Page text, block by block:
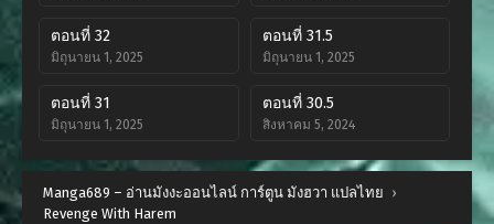
ตอนที่ 32
มิถุนายน 1, 2025
ตอนที่ 31.5
มิถุนายน 1, 2025
ตอนที่ 31
มิถุนายน 1, 2025
ตอนที่ 30.5
สิงหาคม 5, 2024
ตอนที่ 30
กรกฎาคม 24, 2024
ตอนที่ 29
กรกฎาคม 18, 2024
Manga689 – อ่านมังงะออนไลน์ การ์ตูน มังฮวา แปลไทย ›
Revenge With Harem